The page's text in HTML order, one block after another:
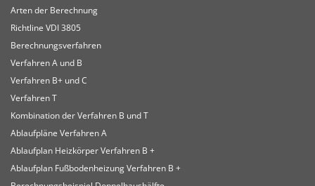
Arten der Berechnung
Richtline VDI 3805
Berechnungsverfahren
Verfahren A und B
Verfahren B+ und C
Verfahren T
Kombination der Verfahren B und T
Ablaufpläne Verfahren A
Ablaufplan Heizkörper Verfahren B +
Ablaufplan Fußbodenheizung Verfahren B +